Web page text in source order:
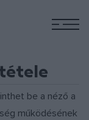
be a néző a
működésének